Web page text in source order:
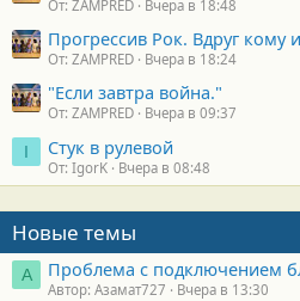
От: ZAMPRED Вчера в 18:48
Прогрессив Рок. Вдруг кому
От: ZAMPRED Вчера в 18:24
"Если завтра война."
От: ZAMPRED Вчера в 09:37
I Стук в рулевой
От: IgorK Вчера в 08:48
Новые темы
А Проблема с подключением
Автор: Азамат727 Вчера в 13:30